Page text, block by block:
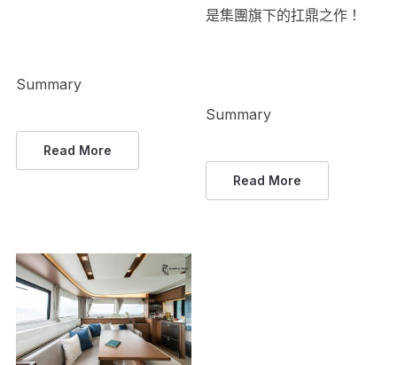
Summary
Read More
是集團旗下的扛鼎之作！
Summary
Read More